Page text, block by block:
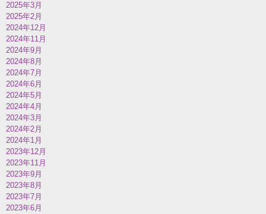
2025年3月
2025年2月
2024年12月
2024年11月
2024年9月
2024年8月
2024年7月
2024年6月
2024年5月
2024年4月
2024年3月
2024年2月
2024年1月
2023年12月
2023年11月
2023年9月
2023年8月
2023年7月
2023年6月